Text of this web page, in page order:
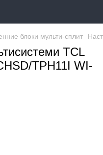
блоки мульти-сплит
TCL
TPH11I WI-